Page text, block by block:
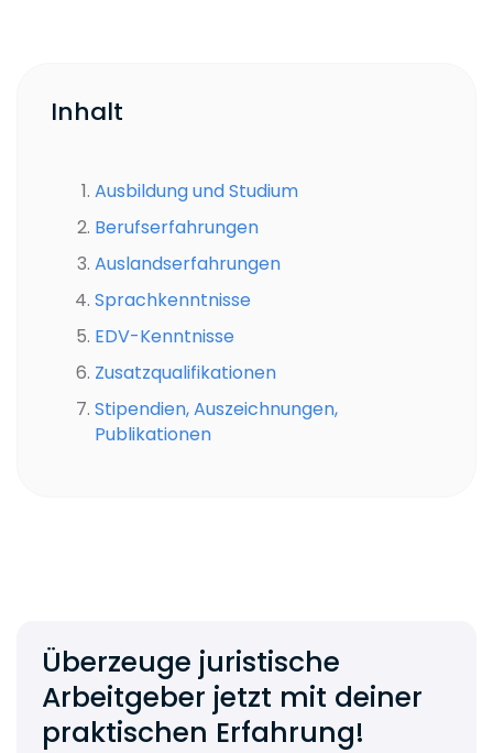
Inhalt
Ausbildung und Studium
Berufserfahrungen
Auslandserfahrungen
Sprachkenntnisse
EDV-Kenntnisse
Zusatzqualifikationen
Stipendien, Auszeichnungen,
Publikationen
Überzeuge juristische
Arbeitgeber jetzt mit deiner
praktischen Erfahrung!